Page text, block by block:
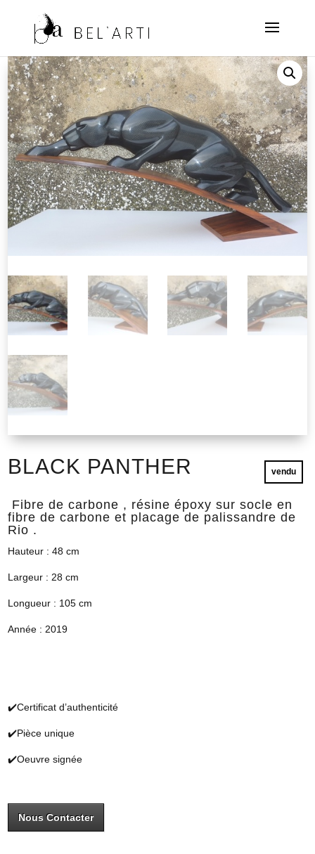
BLACK PANTHER vendu
Fibre de carbone , résine époxy sur socle en
fibre de carbone et placage de palissandre de
Rio .
Hauteur : 48 cm
Largeur : 28 cm
Longueur : 105 cm
Année : 2019
✔️Certificat d’authenticité
✔️Pièce unique
✔️Oeuvre signée
Nous Contacter